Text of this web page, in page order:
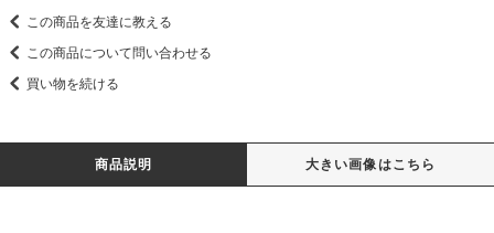
この商品を友達に教える
この商品について問い合わせる
買い物を続ける
商品説明 大きい画像はこちら